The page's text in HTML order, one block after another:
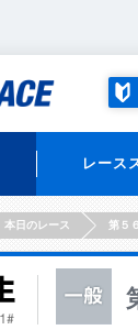
レース
本日のレース 第５